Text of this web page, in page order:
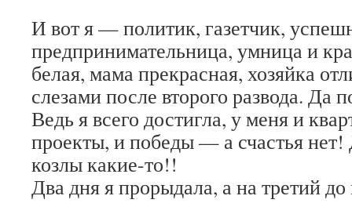
И вот я — политик, газетчик,
предпринимательница, умница и
белая, мама прекрасная, хозяйка
слезами после второго развода. Да
Ведь я всего достигла, у меня и
проекты, и победы — а счастья
козлы какие-то!!
Два дня я прорыдала, а на третий